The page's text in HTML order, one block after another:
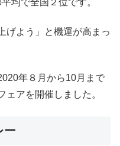
げよう」と機運が高まっ
年８月から10月まで
アを開催しました。
ー